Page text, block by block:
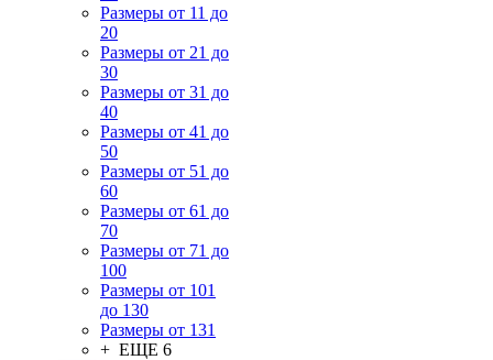
Размеры от 11 до
20
Размеры от 21 до
30
Размеры от 31 до
40
Размеры от 41 до
50
Размеры от 51 до
60
Размеры от 61 до
70
Размеры от 71 до
100
Размеры от 101
до 130
Размеры от 131
+ ЕЩЕ 6